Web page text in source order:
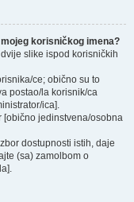
korisničkog imena?
slike ispod korisničkih
ce; obično su to
postao/la korisnik/ca
ica].
[obično jedinstvena/osobna
dostupnosti istih, daje
(sa) zamolbom o